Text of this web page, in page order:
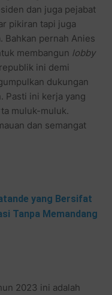
dan juga pejabat
pikiran tapi juga
Bahkan pernah Anies
membangun lobby
ini demi
dukungan
Pasti ini kerja yang
muluk-muluk.
dan semangat
yang Bersifat
Tanpa Memandang
2023 ini adalah